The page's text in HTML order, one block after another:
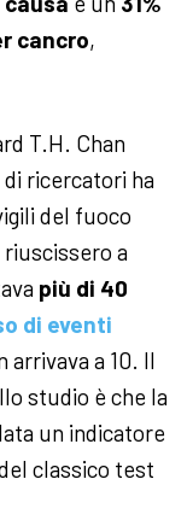
cancro,
T.H. Chan
ricercatori ha
del fuoco
a
più di 40
di eventi
arrivava a 10. Il
studio è che la
un indicatore
classico test